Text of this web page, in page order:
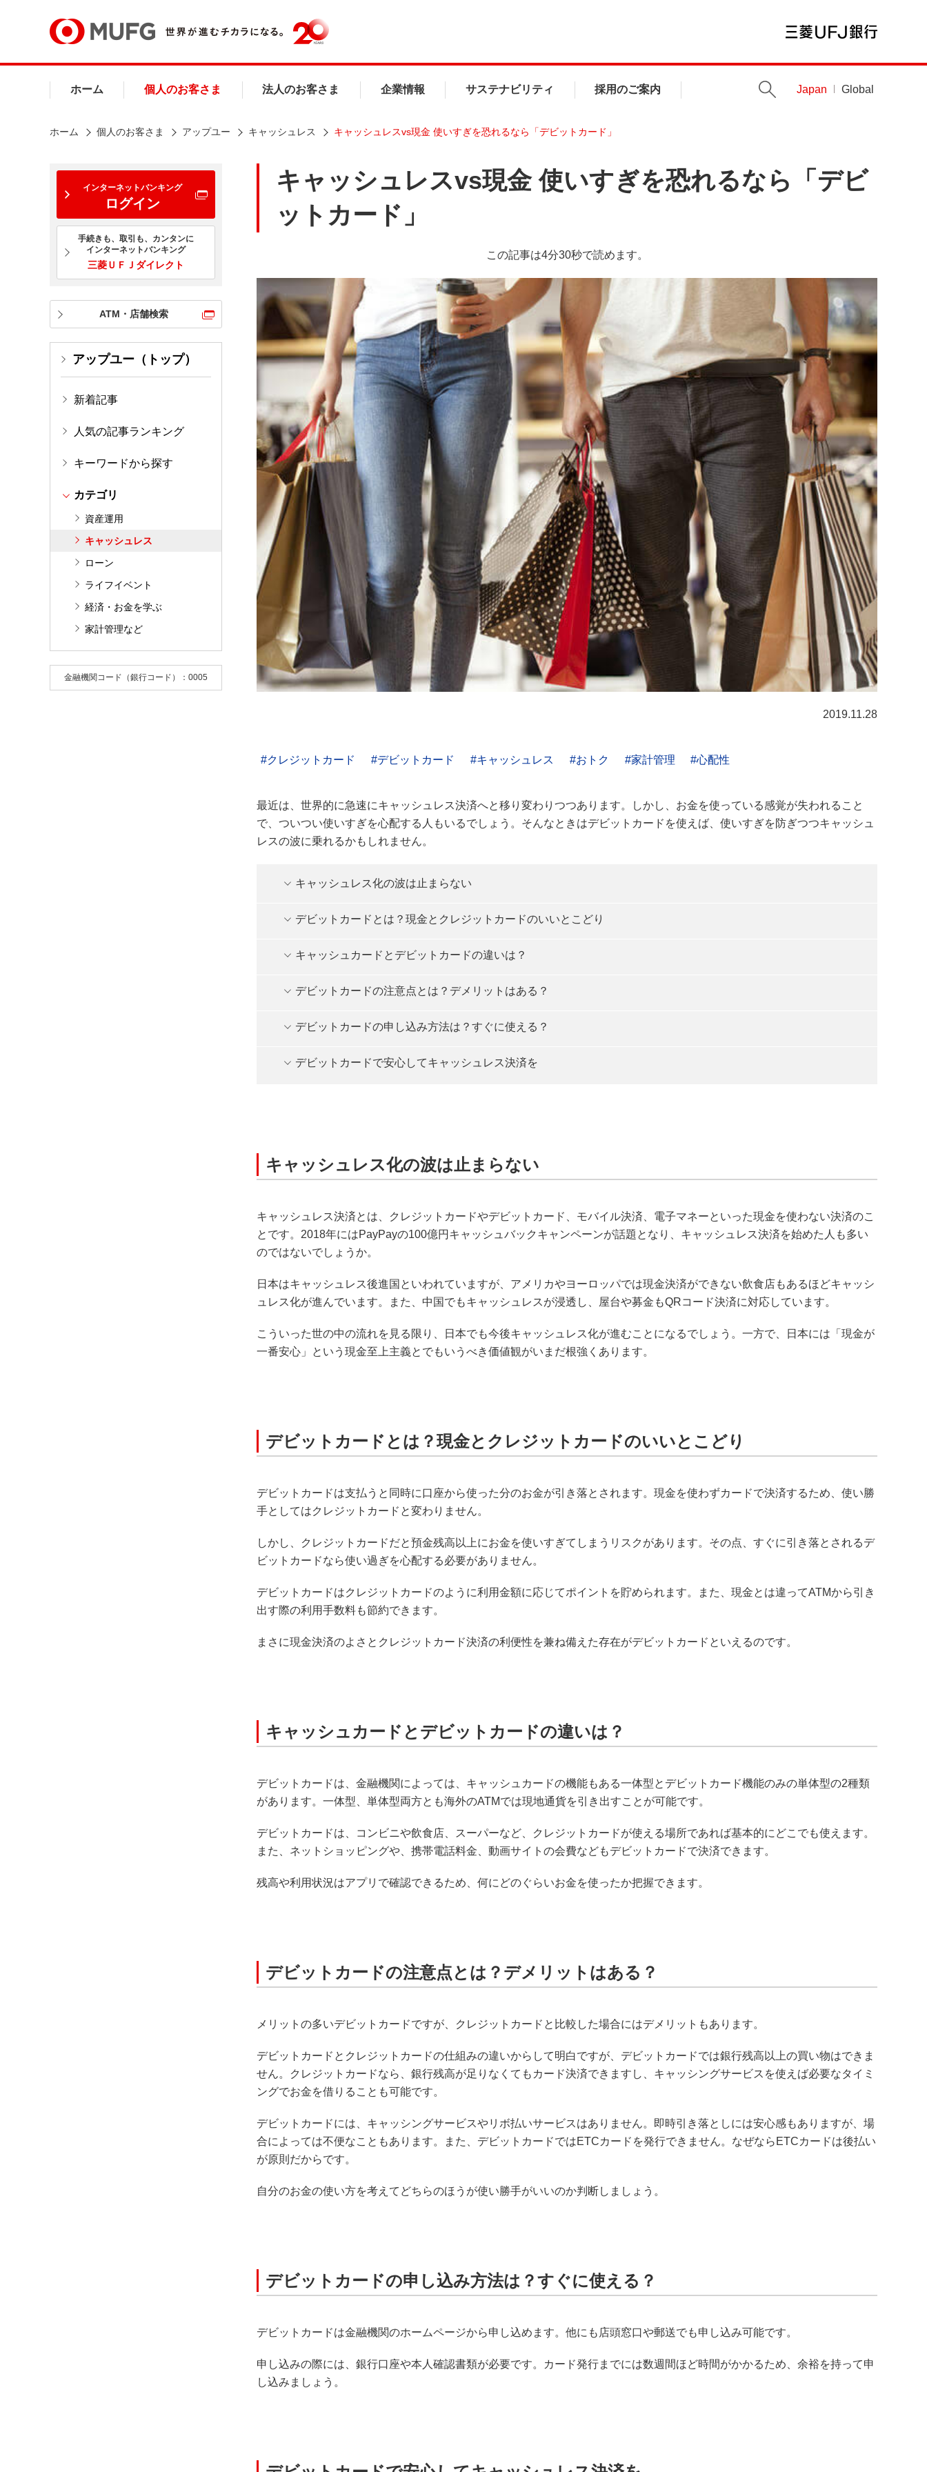
ホーム 個人のお客さま 法人のお客さま 企業情報 サステナビリティ 採用のご案内 Japan Global
ホーム 個人のお客さま アップユー キャッシュレス キャッシュレスvs現金 使いすぎを恐れるなら「デビットカード」
インターネットバンキング
ログイン
手続きも、取引も、カンタンに
インターネットバンキング
三菱ＵＦＪダイレクト
ATM・店舗検索
アップユー（トップ）
新着記事
人気の記事ランキング
キーワードから探す
カテゴリ
資産運用
キャッシュレス
ローン
ライフイベント
経済・お金を学ぶ
家計管理など
金融機関コード（銀行コード）：0005
キャッシュレスvs現金 使いすぎを恐れるなら「デビ
ットカード」
この記事は4分30秒で読めます。
2019.11.28
クレジットカード デビットカード キャッシュレス おトク 家計管理 心配性
最近は、世界的に急速にキャッシュレス決済へと移り変わりつつあります。しかし、お金を使っている感覚が失われること
で、ついつい使いすぎを心配する人もいるでしょう。そんなときはデビットカードを使えば、使いすぎを防ぎつつキャッシュ
レスの波に乗れるかもしれません。
キャッシュレス化の波は止まらない
デビットカードとは？現金とクレジットカードのいいとこどり
キャッシュカードとデビットカードの違いは？
デビットカードの注意点とは？デメリットはある？
デビットカードの申し込み方法は？すぐに使える？
デビットカードで安心してキャッシュレス決済を
キャッシュレス化の波は止まらない
キャッシュレス決済とは、クレジットカードやデビットカード、モバイル決済、電子マネーといった現金を使わない決済のこ
とです。2018年にはPayPayの100億円キャッシュバックキャンペーンが話題となり、キャッシュレス決済を始めた人も多い
のではないでしょうか。
日本はキャッシュレス後進国といわれていますが、アメリカやヨーロッパでは現金決済ができない飲食店もあるほどキャッシ
ュレス化が進んでいます。また、中国でもキャッシュレスが浸透し、屋台や募金もQRコード決済に対応しています。
こういった世の中の流れを見る限り、日本でも今後キャッシュレス化が進むことになるでしょう。一方で、日本には「現金が
一番安心」という現金至上主義とでもいうべき価値観がいまだ根強くあります。
デビットカードとは？現金とクレジットカードのいいとこどり
デビットカードは支払うと同時に口座から使った分のお金が引き落とされます。現金を使わずカードで決済するため、使い勝
手としてはクレジットカードと変わりません。
しかし、クレジットカードだと預金残高以上にお金を使いすぎてしまうリスクがあります。その点、すぐに引き落とされるデ
ビットカードなら使い過ぎを心配する必要がありません。
デビットカードはクレジットカードのように利用金額に応じてポイントを貯められます。また、現金とは違ってATMから引き
出す際の利用手数料も節約できます。
まさに現金決済のよさとクレジットカード決済の利便性を兼ね備えた存在がデビットカードといえるのです。
キャッシュカードとデビットカードの違いは？
デビットカードは、金融機関によっては、キャッシュカードの機能もある一体型とデビットカード機能のみの単体型の2種類
があります。一体型、単体型両方とも海外のATMでは現地通貨を引き出すことが可能です。
デビットカードは、コンビニや飲食店、スーパーなど、クレジットカードが使える場所であれば基本的にどこでも使えます。
また、ネットショッピングや、携帯電話料金、動画サイトの会費などもデビットカードで決済できます。
残高や利用状況はアプリで確認できるため、何にどのぐらいお金を使ったか把握できます。
デビットカードの注意点とは？デメリットはある？
メリットの多いデビットカードですが、クレジットカードと比較した場合にはデメリットもあります。
デビットカードとクレジットカードの仕組みの違いからして明白ですが、デビットカードでは銀行残高以上の買い物はできま
せん。クレジットカードなら、銀行残高が足りなくてもカード決済できますし、キャッシングサービスを使えば必要なタイミ
ングでお金を借りることも可能です。
デビットカードには、キャッシングサービスやリボ払いサービスはありません。即時引き落としには安心感もありますが、場
合によっては不便なこともあります。また、デビットカードではETCカードを発行できません。なぜならETCカードは後払い
が原則だからです。
自分のお金の使い方を考えてどちらのほうが使い勝手がいいのか判断しましょう。
デビットカードの申し込み方法は？すぐに使える？
デビットカードは金融機関のホームページから申し込めます。他にも店頭窓口や郵送でも申し込み可能です。
申し込みの際には、銀行口座や本人確認書類が必要です。カード発行までには数週間ほど時間がかかるため、余裕を持って申
し込みましょう。